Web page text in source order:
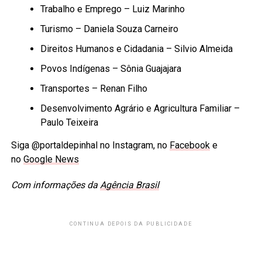
Trabalho e Emprego – Luiz Marinho
Turismo – Daniela Souza Carneiro
Direitos Humanos e Cidadania – Silvio Almeida
Povos Indígenas – Sônia Guajajara
Transportes – Renan Filho
Desenvolvimento Agrário e Agricultura Familiar –
Paulo Teixeira
Siga @portaldepinhal no Instagram, no Facebooke
no Google News
Com informações da Agência Brasil
CONTINUA DEPOIS DA PUBLICIDADE